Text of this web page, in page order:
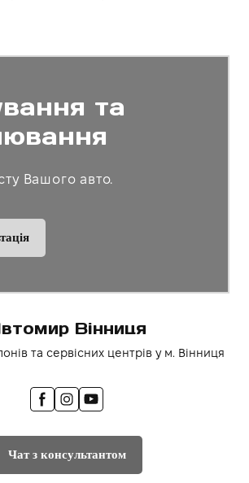
та
Вашого авто.
Вінниця
та сервісних центрів у м. Вінниця
Чат з консультантом